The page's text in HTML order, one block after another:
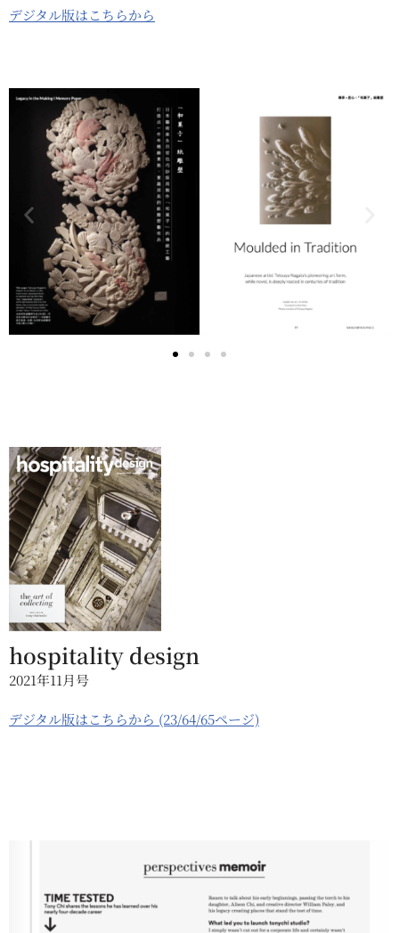
デジタル版はこちらから
hospitality design
2021年11月号
デジタル版はこちらから (23/64/65ページ)